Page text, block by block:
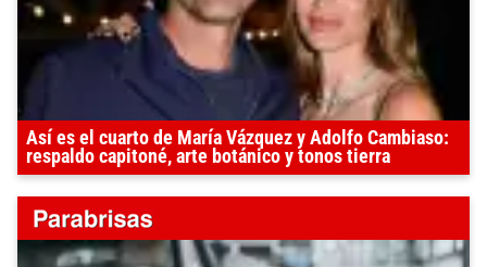
Así es el cuarto de María Vázquez y Adolfo Cambiaso:
respaldo capitoné, arte botánico y tonos tierra